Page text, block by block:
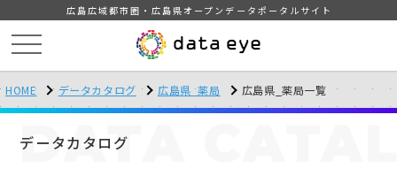
広島広域都市圏・広島県オープンデータポータルサイト
HOME データカタログ 広島県_薬局 広島県_薬局一覧
データカタログ
DATA